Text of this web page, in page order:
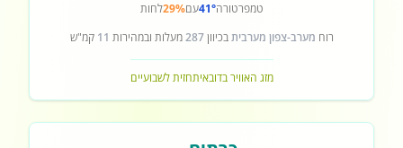
טמפרטורה41°עם29%לחות
רוח מערב-צפון מערביתבכיוון287מעלות ובמהירות 11 קמ"ש
מזג האוויר בדובאיתחזית לשבועיים